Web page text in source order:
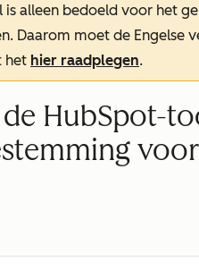
alleen bedoeld voor het
Daarom moet de Engelse
het hier raadplegen.
HubSpot-
voor